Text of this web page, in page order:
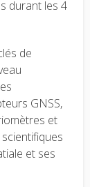
durant les 4
de
GNSS,
et
et ses